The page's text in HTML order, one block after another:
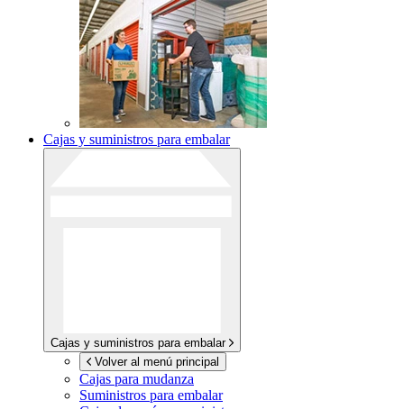
Cajas y suministros para embalar
Cajas y suministros para embalar
Volver al menú principal
Cajas para mudanza
Suministros para embalar